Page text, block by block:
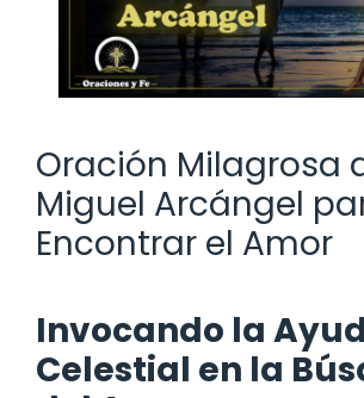
Oración Milagrosa
Miguel Arcángel
Encontrar el Amor
Invocando la
Celestial en la